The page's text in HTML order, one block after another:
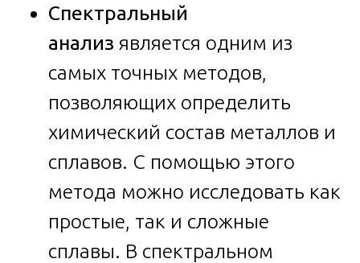
Спектральный
анализ является одним из
самых точных методов,
позволяющих определить
химический состав металлов и
сплавов. С помощью этого
метода можно исследовать как
простые, так и сложные
сплавы. В спектральном